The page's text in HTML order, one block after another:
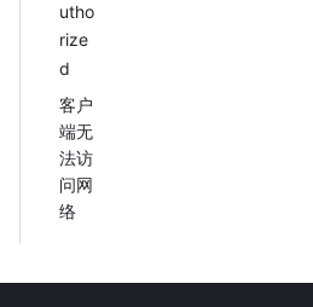
utho
rize
d
客户
端无
法访
问网
络